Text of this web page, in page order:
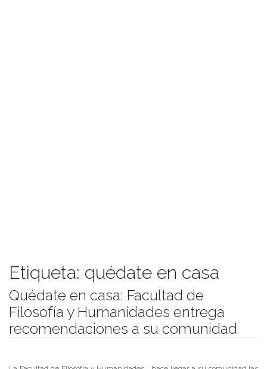
Etiqueta: quédate en casa
Quédate en casa: Facultad de
Filosofía y Humanidades entrega
recomendaciones a su comunidad